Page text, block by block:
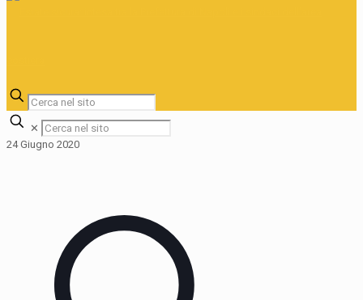
✕
24 Giugno 2020